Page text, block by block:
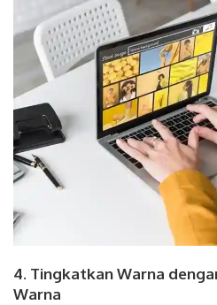
4. Tingkatkan Warna
Warna